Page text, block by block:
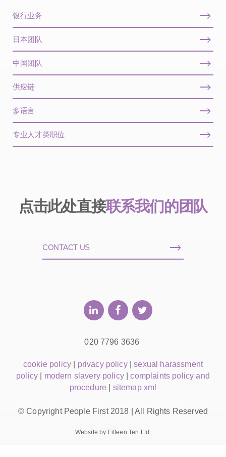
银行业务
日本团队
中国团队
供应链
多语言
专业人才类职位
点击此处直接联系我们的团队
CONTACT US
020 7796 3636
cookie policy privacy policy|sexual harassment
policy
modern slavery policy|complaints policy and
procedure
sitemap xml
© Copyright People First 2018 | All Rights Reserved
Website by Fifteen Ten Ltd.